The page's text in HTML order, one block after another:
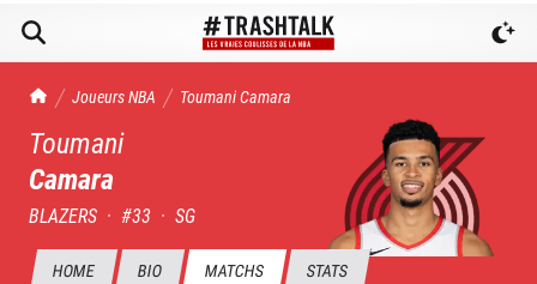
TrashTalk Actu NBA
Joueurs NBA ToumaniCamara
Toumani
Camara
BLAZERS · #33 · SG
HOME BIO MATCHS STATS